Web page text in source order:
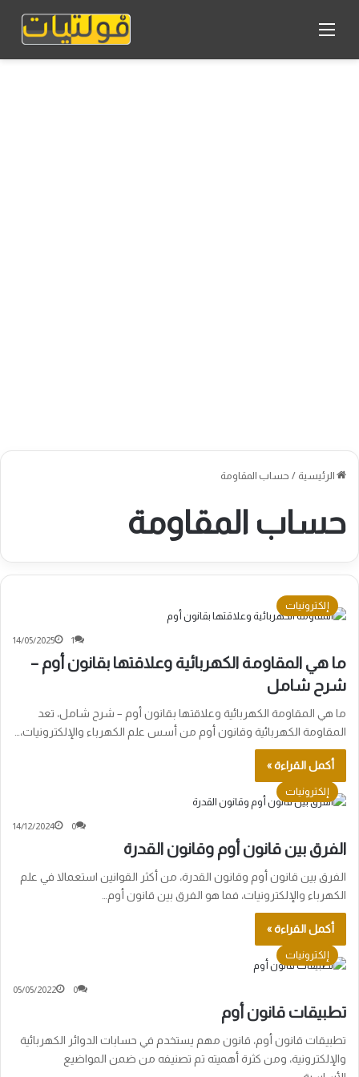
الرئيسية / حساب المقاومة
حساب المقاومة
إلكترونيات
14/05/2025 1
ما هي المقاومة الكهربائية وعلاقتها بقانون أوم –
شرح شامل
ما هي المقاومة الكهربائية وعلاقتها بقانون أوم – شرح شامل، تعد
المقاومة الكهربائية وقانون أوم من أسس علم الكهرباء والإلكترونيات،…
أكمل القراءة »
إلكترونيات
14/12/2024 0
الفرق بين قانون أوم وقانون القدرة
الفرق بين قانون أوم وقانون القدرة، من أكثر القوانين استعمالا في علم
الكهرباء والإلكترونيات، فما هو الفرق بين قانون أوم…
أكمل القراءة »
إلكترونيات
05/05/2022 0
تطبيقات قانون أوم
تطبيقات قانون أوم، قانون مهم يستخدم في حسابات الدوائر الكهربائية
والإلكترونية، ومن كثرة أهميته تم تصنيفه من ضمن المواضيع